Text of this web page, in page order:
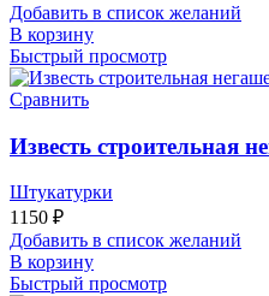
Добавить в список желаний
В корзину
Быстрый просмотр
Сравнить
Известь строительная
Штукатурки
1150 ₽
Добавить в список желаний
В корзину
Быстрый просмотр